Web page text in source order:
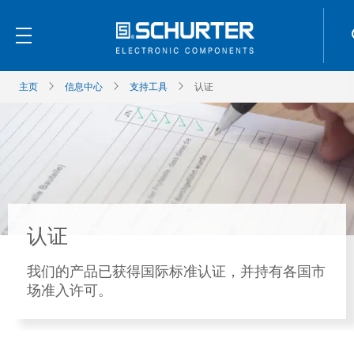
主页 信息中心 支持工具 认证
认证
我们的产品已获得国际标准认证，并持有各国市
场准入许可。